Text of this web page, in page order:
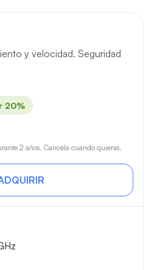
y velocidad. Seguridad
20%
2 años. Cancela cuando quieras.